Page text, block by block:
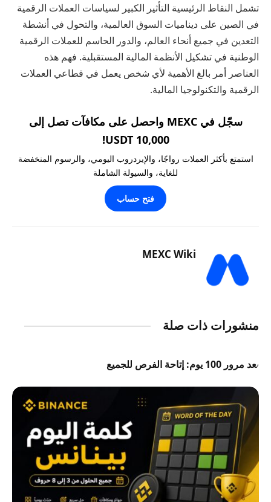
تشمل النقاط الرئيسية التأثير الكبير لسياسات العملات الرقمية
في الصين على ديناميات السوق العالمية، والتحول في أنشطة
التعدين في جميع أنحاء العالم، والدور الحاسم للعملات الرقمية
الوطنية في تشكيل الأنظمة المالية المستقبلية. فهم هذه
العناصر أمر بالغ الأهمية لأي شخص يعمل في قطاعي العملات
الرقمية والتكنولوجيا المالية.
سجّل في MEXC واحصل على مكافآت تصل إلى
10,000 USDT!
استمتع بأكثر العملات رواجًا، والإيردروب اليومي، والرسوم المنخفضة
للغاية، والسيولة الشاملة
فتح حساب
MEXC Wiki
منشورات ذات صلة
بعد مرور 100 يوم: إتاحة الفرص للجميع